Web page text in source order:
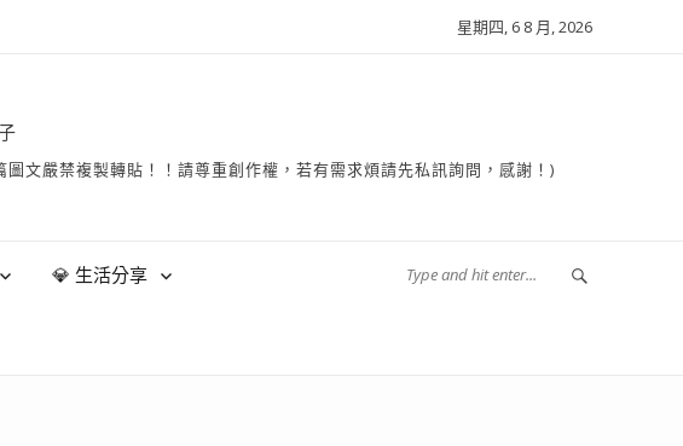
星期四, 6 8 月, 2026
嚴禁複製轉貼！！請尊重創作權，若有需求煩請先私訊詢問，感謝！)
💎 生活分享